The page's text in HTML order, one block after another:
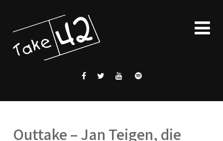
Outtake – Jan Teigen, die